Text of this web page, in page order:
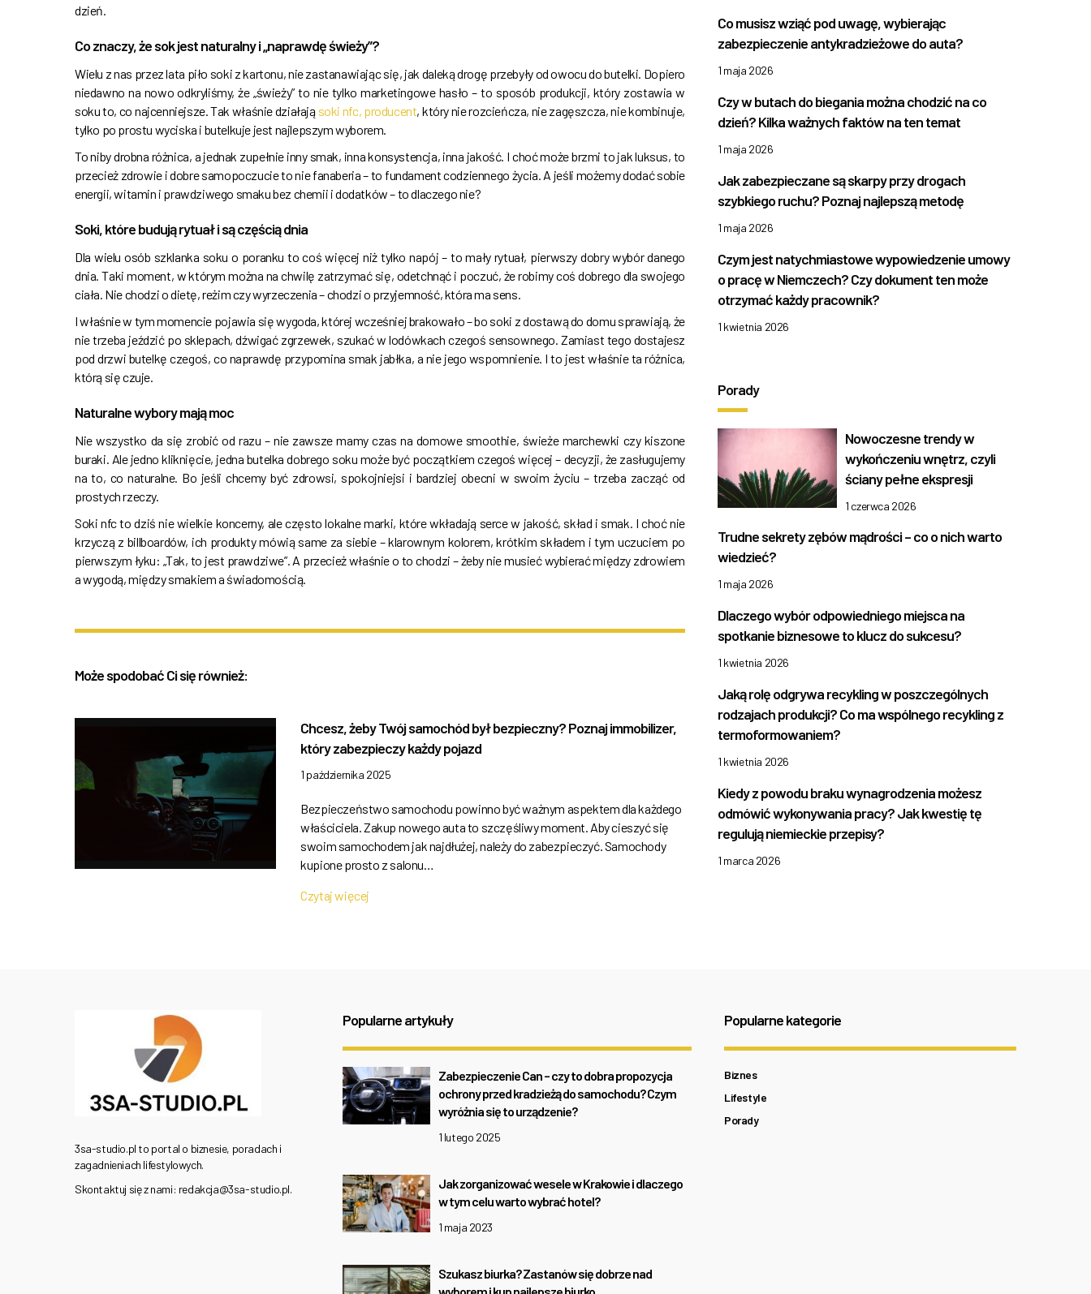
dzień.
Co znaczy, że sok jest naturalny i „naprawdę świeży”?
Wielu z nas przez lata piło soki z kartonu, nie zastanawiając się, jak daleką drogę przebyły od owocu do butelki. Dopiero
niedawno na nowo odkryliśmy, że „świeży” to nie tylko marketingowe hasło – to sposób produkcji, który zostawia w
soku to, co najcenniejsze. Tak właśnie działają soki nfc, producent, który nie rozcieńcza, nie zagęszcza, nie kombinuje,
tylko po prostu wyciska i butelkuje jest najlepszym wyborem.
To niby drobna różnica, a jednak zupełnie inny smak, inna konsystencja, inna jakość. I choć może brzmi to jak luksus, to
przecież zdrowie i dobre samopoczucie to nie fanaberia – to fundament codziennego życia. A jeśli możemy dodać sobie
energii, witamin i prawdziwego smaku bez chemii i dodatków – to dlaczego nie?
Soki, które budują rytuał i są częścią dnia
Dla wielu osób szklanka soku o poranku to coś więcej niż tylko napój – to mały rytuał, pierwszy dobry wybór danego
dnia. Taki moment, w którym można na chwilę zatrzymać się, odetchnąć i poczuć, że robimy coś dobrego dla swojego
ciała. Nie chodzi o dietę, reżim czy wyrzeczenia – chodzi o przyjemność, która ma sens.
I właśnie w tym momencie pojawia się wygoda, której wcześniej brakowało – bo soki z dostawą do domu sprawiają, że
nie trzeba jeździć po sklepach, dźwigać zgrzewek, szukać w lodówkach czegoś sensownego. Zamiast tego dostajesz
pod drzwi butelkę czegoś, co naprawdę przypomina smak jabłka, a nie jego wspomnienie. I to jest właśnie ta różnica,
którą się czuje.
Naturalne wybory mają moc
Nie wszystko da się zrobić od razu – nie zawsze mamy czas na domowe smoothie, świeże marchewki czy kiszone
buraki. Ale jedno kliknięcie, jedna butelka dobrego soku może być początkiem czegoś więcej – decyzji, że zasługujemy
na to, co naturalne. Bo jeśli chcemy być zdrowsi, spokojniejsi i bardziej obecni w swoim życiu – trzeba zacząć od
prostych rzeczy.
Soki nfc to dziś nie wielkie koncerny, ale często lokalne marki, które wkładają serce w jakość, skład i smak. I choć nie
krzyczą z billboardów, ich produkty mówią same za siebie – klarownym kolorem, krótkim składem i tym uczuciem po
pierwszym łyku: „Tak, to jest prawdziwe”. A przecież właśnie o to chodzi – żeby nie musieć wybierać między zdrowiem
a wygodą, między smakiem a świadomością.
Może spodobać Ci się również:
Chcesz, żeby Twój samochód był bezpieczny? Poznaj immobilizer,
który zabezpieczy każdy pojazd
1 października 2025
Bezpieczeństwo samochodu powinno być ważnym aspektem dla każdego
właściciela. Zakup nowego auta to szczęśliwy moment. Aby cieszyć się
swoim samochodem jak najdłużej, należy do zabezpieczyć. Samochody
kupione prosto z salonu…
Czytaj więcej
Co musisz wziąć pod uwagę, wybierając
zabezpieczenie antykradzieżowe do auta?
1 maja 2026
Czy w butach do biegania można chodzić na co
dzień? Kilka ważnych faktów na ten temat
1 maja 2026
Jak zabezpieczane są skarpy przy drogach
szybkiego ruchu? Poznaj najlepszą metodę
1 maja 2026
Czym jest natychmiastowe wypowiedzenie umowy
o pracę w Niemczech? Czy dokument ten może
otrzymać każdy pracownik?
1 kwietnia 2026
Porady
Nowoczesne trendy w
wykończeniu wnętrz, czyli
ściany pełne ekspresji
1 czerwca 2026
Trudne sekrety zębów mądrości – co o nich warto
wiedzieć?
1 maja 2026
Dlaczego wybór odpowiedniego miejsca na
spotkanie biznesowe to klucz do sukcesu?
1 kwietnia 2026
Jaką rolę odgrywa recykling w poszczególnych
rodzajach produkcji? Co ma wspólnego recykling z
termoformowaniem?
1 kwietnia 2026
Kiedy z powodu braku wynagrodzenia możesz
odmówić wykonywania pracy? Jak kwestię tę
regulują niemieckie przepisy?
1 marca 2026
3sa-studio.pl to portal o biznesie, poradach i
zagadnieniach lifestylowych.
Skontaktuj się z nami: redakcja@3sa-studio.pl.
Popularne artykuły
Zabezpieczenie Can – czy to dobra propozycja
ochrony przed kradzieżą do samochodu? Czym
wyróżnia się to urządzenie?
1 lutego 2025
Jak zorganizować wesele w Krakowie i dlaczego
w tym celu warto wybrać hotel?
1 maja 2023
Szukasz biurka? Zastanów się dobrze nad
Popularne kategorie
Biznes
Lifestyle
Porady